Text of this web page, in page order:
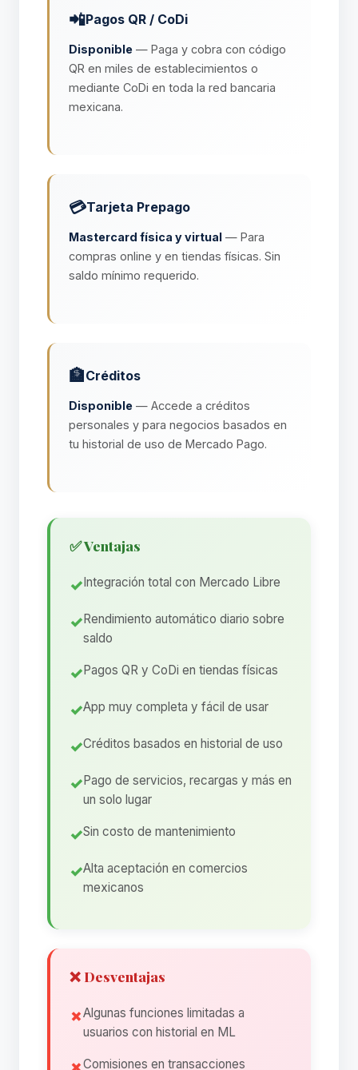
📲Pagos QR / CoDi
Disponible — Paga y cobra con código
QR en miles de establecimientos o
mediante CoDi en toda la red bancaria
mexicana.
💳Tarjeta Prepago
Mastercard física y virtual — Para
compras online y en tiendas físicas. Sin
saldo mínimo requerido.
🏦Créditos
Disponible — Accede a créditos
personales y para negocios basados en
tu historial de uso de Mercado Pago.
✅ Ventajas
Integración total con Mercado Libre
Rendimiento automático diario sobre
saldo
Pagos QR y CoDi en tiendas físicas
App muy completa y fácil de usar
Créditos basados en historial de uso
Pago de servicios, recargas y más en
un solo lugar
Sin costo de mantenimiento
Alta aceptación en comercios
mexicanos
❌ Desventajas
Algunas funciones limitadas a
usuarios con historial en ML
Comisiones en transacciones